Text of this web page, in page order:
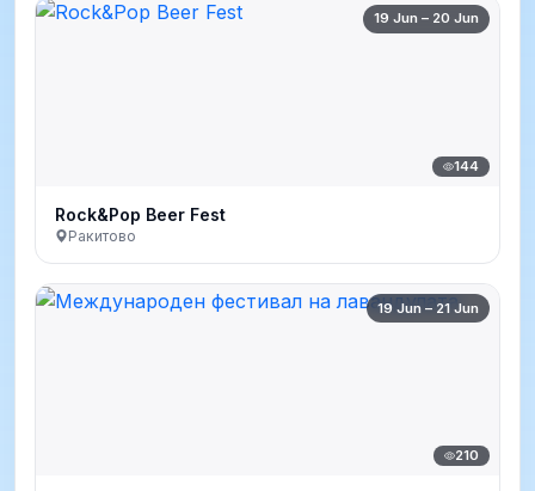
19 Jun – 20 Jun
144
Rock&Pop Beer Fest
Ракитово
19 Jun – 21 Jun
210